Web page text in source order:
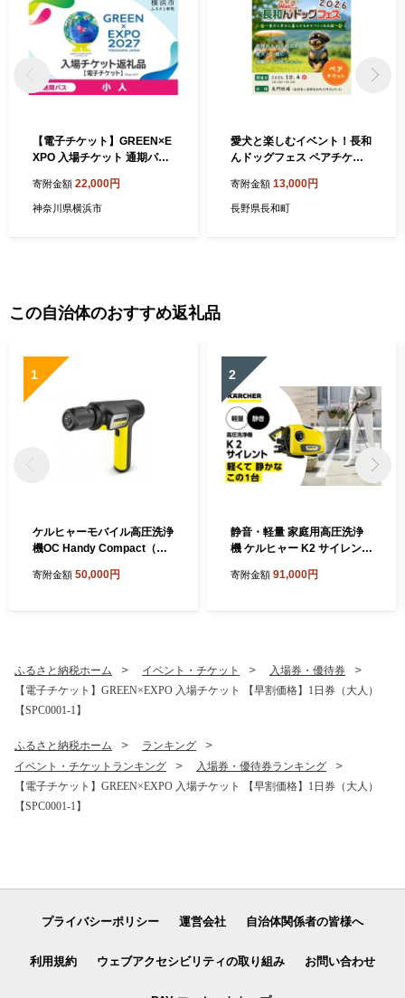
れました。総務大臣の指定により、横浜市へのふるさと納税は、
所得税と個人住民税の控除対象となります。
【電子チケット】GREEN×E
XPO 入場チケット 通期パス
寄附金額 22,000円
神奈川県横浜市
愛犬と楽しむイベント！長和
んドッグフェス ペアチケッ
匹＞ 入場優待券
寄附金額 13,000円
長野県長和町
この自治体のおすすめ返礼品
1
ケルヒャーモバイル高圧洗浄
機OC Handy Compact（ハ
市 生活家電 日用品 人気 おす
寄附金額 50,000円
2
静音・軽量 家庭用高圧洗浄
機 ケルヒャー K2 サイレント
簡単 水道ホース比約70%節
寄附金額 91,000円
ふるさと納税ホーム イベント・チケット
入場券・優待券
【電子チケット】GREEN×EXPO 入場チケット 【早割価格】1日券（大人）
【SPC0001-1】
ふるさと納税ホーム
ランキング
イベント・チケットランキング
入場券・優待券ランキング
【電子チケット】GREEN×EXPO 入場チケット 【早割価格】1日券（大人）
【SPC0001-1】
プライバシーポリシー 運営会社 自治体関係者の皆様へ
利用規約 ウェブアクセシビリティの取り組み お問い合わせ